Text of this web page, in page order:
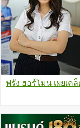
ฟรัง ฮอร์โมน เผยเ